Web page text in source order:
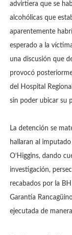
advirtiera que se
alcohólicas que
aparentemente
esperado a la
una discusión que
provocó
del Hospital
sin poder ubicar su
La detención se
hallaran al
O’Higgins, dando
investigación,
recabados por la
Garantía
ejecutada de